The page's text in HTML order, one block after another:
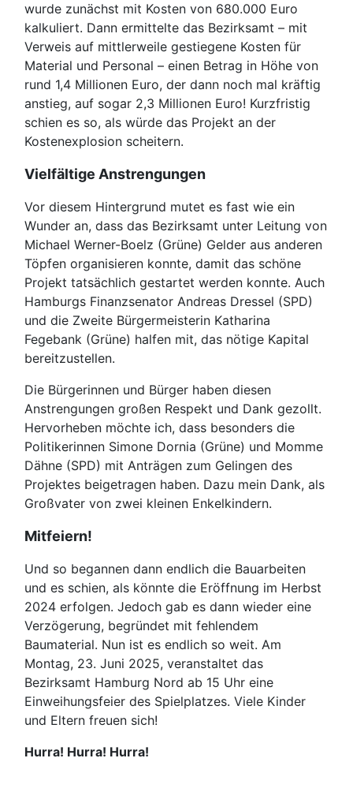
wurde zunächst mit Kosten von 680.000 Euro
kalkuliert. Dann ermittelte das Bezirksamt – mit
Verweis auf mittlerweile gestiegene Kosten für
Material und Personal – einen Betrag in Höhe von
rund 1,4 Millionen Euro, der dann noch mal kräftig
anstieg, auf sogar 2,3 Millionen Euro! Kurzfristig
schien es so, als würde das Projekt an der
Kostenexplosion scheitern.
Vielfältige Anstrengungen
Vor diesem Hintergrund mutet es fast wie ein
Wunder an, dass das Bezirksamt unter Leitung von
Michael Werner-Boelz (Grüne) Gelder aus anderen
Töpfen organisieren konnte, damit das schöne
Projekt tatsächlich gestartet werden konnte. Auch
Hamburgs Finanzsenator Andreas Dressel (SPD)
und die Zweite Bürgermeisterin Katharina
Fegebank (Grüne) halfen mit, das nötige Kapital
bereitzustellen.
Die Bürgerinnen und Bürger haben diesen
Anstrengungen großen Respekt und Dank gezollt.
Hervorheben möchte ich, dass besonders die
Politikerinnen Simone Dornia (Grüne) und Momme
Dähne (SPD) mit Anträgen zum Gelingen des
Projektes beigetragen haben. Dazu mein Dank, als
Großvater von zwei kleinen Enkelkindern.
Mitfeiern!
Und so begannen dann endlich die Bauarbeiten
und es schien, als könnte die Eröffnung im Herbst
2024 erfolgen. Jedoch gab es dann wieder eine
Verzögerung, begründet mit fehlendem
Baumaterial. Nun ist es endlich so weit. Am
Montag, 23. Juni 2025, veranstaltet das
Bezirksamt Hamburg Nord ab 15 Uhr eine
Einweihungsfeier des Spielplatzes. Viele Kinder
und Eltern freuen sich!
Hurra! Hurra! Hurra!